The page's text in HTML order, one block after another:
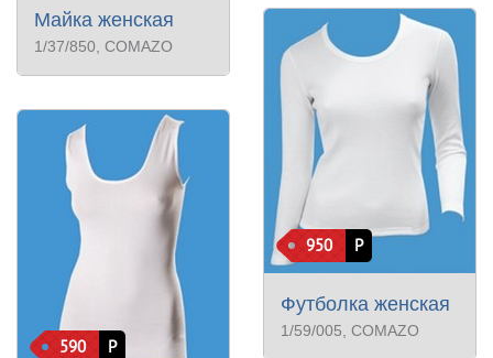
Майка женская
1/37/850 , COMAZO
590 Р
950 Р
Футболка женская
1/59/005, COMAZO